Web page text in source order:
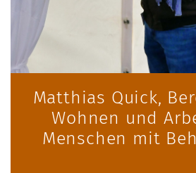
Matthias Quick,
Wohnen und
Menschen mit